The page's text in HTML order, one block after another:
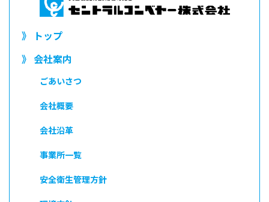
》 トップ
》 会社案内
ごあいさつ
会社概要
会社沿革
事業所一覧
安全衛生管理方針